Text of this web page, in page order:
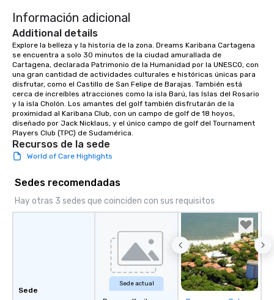
Información adicional
Additional details
Explore la belleza y la historia de la zona. Dreams Karibana Cartagena
se encuentra a solo 30 minutos de la ciudad amurallada de
Cartagena, declarada Patrimonio de la Humanidad por la UNESCO, con
una gran cantidad de actividades culturales e históricas únicas para
disfrutar, como el Castillo de San Felipe de Barajas. También está
cerca de increíbles atracciones como la isla Barú, las Islas del Rosario
y la isla Cholón. Los amantes del golf también disfrutarán de la
proximidad al Karibana Club, con un campo de golf de 18 hoyos,
diseñado por Jack Nicklaus, y el único campo de golf del Tournament
Players Club (TPC) de Sudamérica.
Recursos de la sede
World of Care Highlights
Sedes recomendadas
Hay otras 3 sedes que coinciden con sus requisitos
Sede
Sede actual